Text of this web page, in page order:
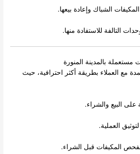
الشباك وإعادة بيعها.
التالفة للاستفادة منها.
بالمدينة المنورة
مع العملاء بطريقة أكثر احترافية، حيث
البيع والشراء.
العملية.
المكيفات قبل الشراء.